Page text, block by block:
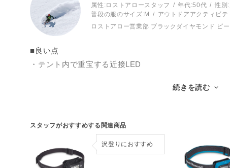
属性:ロストアロースタッフ 年代:50代 性別:
普段の服のサイズ:M アウトドアアクティビテ
ロストアロー営業部 ブラックダイヤモンド ピ
スタッフがおすすめする関連商品
沢登りにおすすめ
■良い点
・テント内で重宝する近接LED
・電池残量が分かりやすいバッテリーメーター
・値段が少し高い
続きを読む